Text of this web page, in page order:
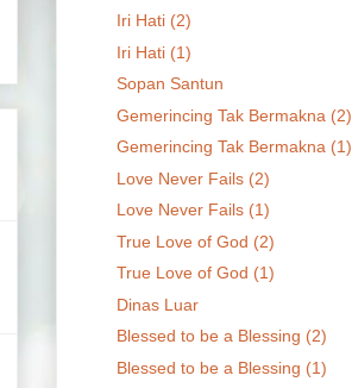
Iri Hati (2)
Iri Hati (1)
Sopan Santun
Gemerincing Tak Bermakna (2)
Gemerincing Tak Bermakna (1)
Love Never Fails (2)
Love Never Fails (1)
True Love of God (2)
True Love of God (1)
Dinas Luar
Blessed to be a Blessing (2)
Blessed to be a Blessing (1)